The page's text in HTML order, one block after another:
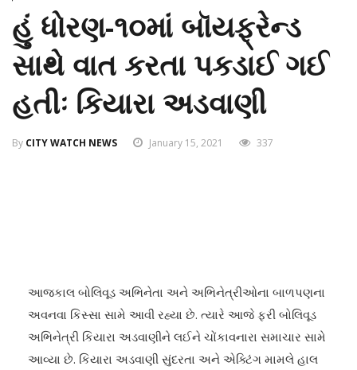
હું ધોરણ-૧૦માં બૉયફ્રેન્ડ
સાથે વાત કરતા પકડાઈ ગઈ
હતીઃ કિયારા અડવાણી
By CITY WATCH NEWS January 15, 2021 337
આજકાલ બોલિવૂડ અભિનેતા અને અભિનેત્રીઓના બાળપણના
અવનવા કિસ્સા સામે આવી રહ્યા છે. ત્યારે આજે ફરી બોલિવૂડ
અભિનેત્રી કિયારા અડવાણીને લઈને ચોંકાવનારા સમાચાર સામે
આવ્યા છે. કિયારા અડવાણી સુંદરતા અને એક્ટિંગ મામલે હાલ